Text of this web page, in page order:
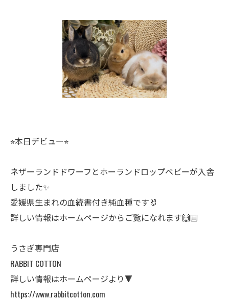
⭐︎本日デビュー⭐︎
ネザーランドドワーフとホーランドロップベビーが入舎
しました✨
愛媛県生まれの血統書付き純血種です🐰
詳しい情報はホームページからご覧になれます🙌🏼
うさぎ専門店
RABBIT COTTON
詳しい情報はホームページより🔻
https://www.rabbitcotton.com